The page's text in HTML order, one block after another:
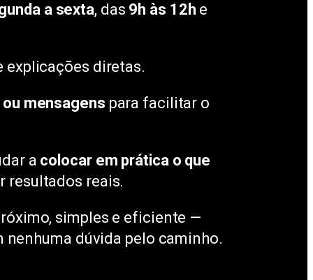
a sexta, das 9h às 12h e
explicações diretas.
mensagens para facilitar o
a colocar em prática o que
resultados reais.
simples e eficiente —
dúvida pelo caminho.